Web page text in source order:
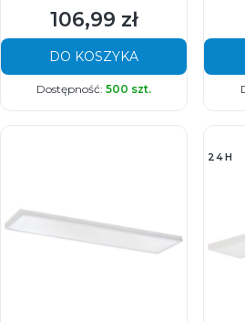
Cena
106,99 zł
DO KOSZYKA
Dostępność: 500 szt.
24H